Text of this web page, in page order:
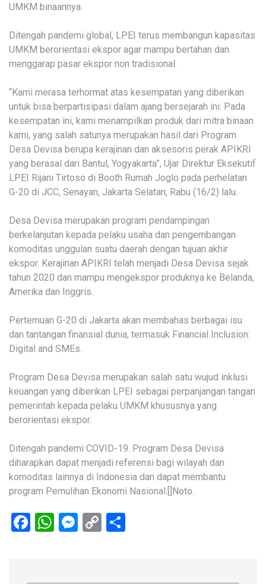
UMKM binaannya.
Ditengah pandemi global, LPEI terus membangun kapasitas
UMKM berorientasi ekspor agar mampu bertahan dan
menggarap pasar ekspor non tradisional.
“Kami merasa terhormat atas kesempatan yang diberikan
untuk bisa berpartisipasi dalam ajang bersejarah ini. Pada
kesempatan ini, kami menampilkan produk dari mitra binaan
kami, yang salah satunya merupakan hasil dari Program
Desa Devisa berupa kerajinan dan aksesoris perak APIKRI
yang berasal dari Bantul, Yogyakarta”, Ujar Direktur Eksekutif
LPEI Rijani Tirtoso di Booth Rumah Joglo pada perhelatan
G-20 di JCC, Senayan, Jakarta Selatan, Rabu (16/2) lalu.
Desa Devisa merupakan program pendampingan
berkelanjutan kepada pelaku usaha dan pengembangan
komoditas unggulan suatu daerah dengan tujuan akhir
ekspor. Kerajinan APIKRI telah menjadi Desa Devisa sejak
tahun 2020 dan mampu mengekspor produknya ke Belanda,
Amerika dan Inggris.
Pertemuan G-20 di Jakarta akan membahas berbagai isu
dan tantangan finansial dunia, termasuk Financial Inclusion:
Digital and SMEs.
Program Desa Devisa merupakan salah satu wujud inklusi
keuangan yang diberikan LPEI sebagai perpanjangan tangan
pemerintah kepada pelaku UMKM khususnya yang
berorientasi ekspor.
Ditengah pandemi COVID-19. Program Desa Devisa
diharapkan dapat menjadi referensi bagi wilayah dan
komoditas lainnya di Indonesia dan dapat membantu
program Pemulihan Ekonomi Nasional.[]Noto.
Facebook
WhatsApp
Messenger
Copy